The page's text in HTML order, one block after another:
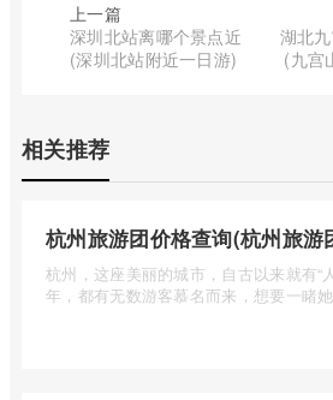
上一篇
深圳北站离哪个景点近
(深圳北站附近一日游)
湖北
(九宫
相关推荐
杭州旅游团价格查询(杭州旅游
杭州，这座美丽的城市，自古以来就有“
年，都有无数游客慕名而来，想要一睹